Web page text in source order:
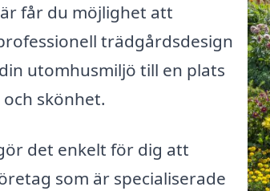
får du möjlighet att
trädgårdsdesign
utomhusmiljö till en plats
skönhet.
det enkelt för dig att
som är specialiserade